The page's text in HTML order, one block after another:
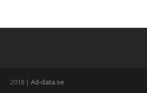
2018 | Ad-data.se